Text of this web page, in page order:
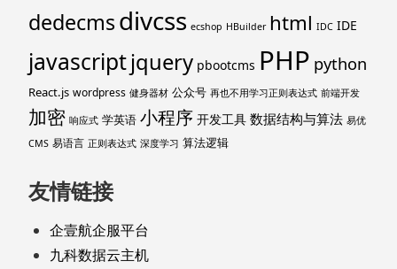
dedecmsdivcss ecshop HBuilder html IDC IDE
javascriptjquery pbootcms PHP python
React.js wordpress 健身器材 公众号 再也不用学习正则表达式 前端开发
加密 响应式 学英语 小程序 开发工具 数据结构与算法 易优
CMS 易语言 正则表达式 深度学习 算法逻辑
友情链接
企壹航企服平台
九科数据云主机